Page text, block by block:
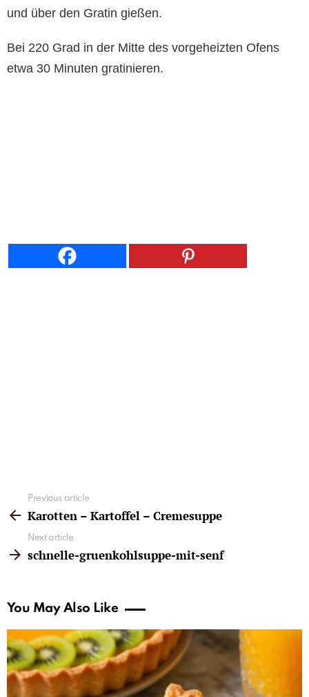
und über den Gratin gießen.
Bei 220 Grad in der Mitte des vorgeheizten Ofens
etwa 30 Minuten gratinieren.
more
Previous article
Karotten – Kartoffel – Cremesuppe
Next article
schnelle-gruenkohlsuppe-mit-senf
You May Also Like